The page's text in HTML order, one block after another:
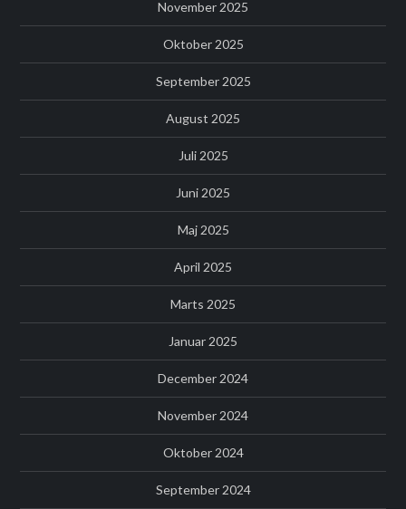
November 2025
Oktober 2025
September 2025
August 2025
Juli 2025
Juni 2025
Maj 2025
April 2025
Marts 2025
Januar 2025
December 2024
November 2024
Oktober 2024
September 2024